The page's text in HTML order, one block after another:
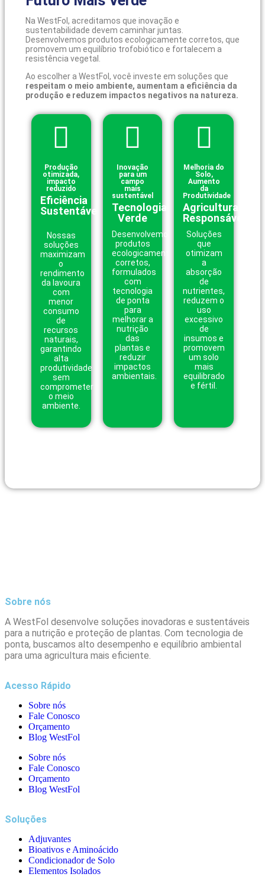
Na WestFol, acreditamos que inovação e
sustentabilidade devem caminhar juntas.
Desenvolvemos produtos ecologicamente corretos, que
promovem um equilíbrio trofobiótico e fortalecem a
resistência vegetal.
Ao escolher a WestFol, você investe em soluções que
respeitam o meio ambiente, aumentam a eficiência da
produção e reduzem impactos negativos na natureza.
Produção
otimizada,
impacto
reduzido
Eficiência
Sustentável
Nossas
soluções
maximizam
o
rendimento
da lavoura
com
menor
consumo
de
recursos
naturais,
garantindo
alta
produtividade
sem
comprometer
o meio
ambiente.
Inovação
para um
campo
mais
sustentável
Tecnologia
Verde
Desenvolvemos
produtos
ecologicamente
corretos,
formulados
com
tecnologia
de ponta
para
melhorar a
nutrição
das
plantas e
reduzir
impactos
ambientais.
Melhoria do
Solo,
Aumento
da
Produtividade
Agricultura
Responsável
Soluções
que
otimizam
a
absorção
de
nutrientes,
reduzem o
uso
excessivo
de
insumos e
promovem
um solo
mais
equilibrado
e fértil.
Sobre nós
A WestFol desenvolve soluções inovadoras e sustentáveis
para a nutrição e proteção de plantas. Com tecnologia de
ponta, buscamos alto desempenho e equilíbrio ambiental
para uma agricultura mais eficiente.
Acesso Rápido
Sobre nós
Fale Conosco
Orçamento
Blog WestFol
Sobre nós
Fale Conosco
Orçamento
Blog WestFol
Soluções
Adjuvantes
Bioativos e Aminoácido
Condicionador de Solo
Elementos Isolados